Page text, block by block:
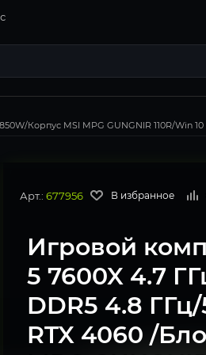
Корпус MSI MPG GUNGNIR 110R/Win 10
Арт.: 677956 В избранное
Игровой
5 7600X 4.7
DDR5 4.8
RTX 4060 /